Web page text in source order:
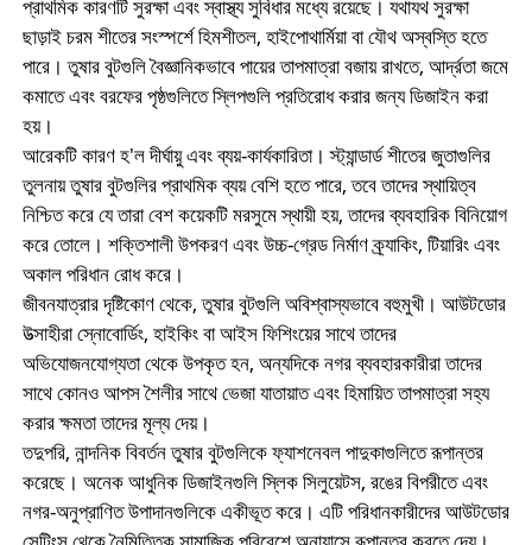
প্রাথমিক কারণটি সুরক্ষা এবং স্বাস্থ্য সুবিধার মধ্যে রয়েছে। যথাযথ সুরক্ষা
ছাড়াই চরম শীতের সংস্পর্শে হিমশীতল, হাইপোথার্মিয়া বা যৌথ অস্বস্তি হতে
পারে। তুষার বুটগুলি বৈজ্ঞানিকভাবে পায়ের তাপমাত্রা বজায় রাখতে, আর্দ্রতা জমে
কমাতে এবং বরফের পৃষ্ঠগুলিতে স্লিপগুলি প্রতিরোধ করার জন্য ডিজাইন করা
হয়।
আরেকটি কারণ হ'ল দীর্ঘায়ু এবং ব্যয়-কার্যকারিতা। স্ট্যান্ডার্ড শীতের জুতাগুলির
তুলনায় তুষার বুটগুলির প্রাথমিক ব্যয় বেশি হতে পারে, তবে তাদের স্থায়িত্ব
নিশ্চিত করে যে তারা বেশ কয়েকটি মরসুমে স্থায়ী হয়, তাদের ব্যবহারিক বিনিয়োগ
করে তোলে। শক্তিশালী উপকরণ এবং উচ্চ-গ্রেড নির্মাণ ক্র্যাকিং, টিয়ারিং এবং
অকাল পরিধান রোধ করে।
জীবনযাত্রার দৃষ্টিকোণ থেকে, তুষার বুটগুলি অবিশ্বাস্যভাবে বহুমুখী। আউটডোর
উত্সাহীরা স্নোবোর্ডিং, হাইকিং বা আইস ফিশিংয়ের সাথে তাদের
অভিযোজনযোগ্যতা থেকে উপকৃত হন, অন্যদিকে নগর ব্যবহারকারীরা তাদের
সাথে কোনও আপস শৈলীর সাথে ভেজা যাতায়াত এবং হিমায়িত তাপমাত্রা সহ্য
করার ক্ষমতা তাদের মূল্য দেয়।
তদুপরি, নান্দনিক বিবর্তন তুষার বুটগুলিকে ফ্যাশনেবল পাদুকাগুলিতে রূপান্তর
করেছে। অনেক আধুনিক ডিজাইনগুলি স্লিক সিলুয়েটস, রঙের বিপরীতে এবং
নগর-অনুপ্রাণিত উপাদানগুলিকে একীভূত করে। এটি পরিধানকারীদের আউটডোর